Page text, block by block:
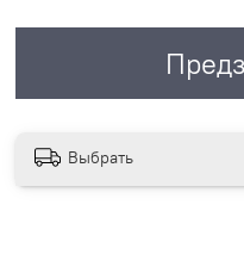
Выбрать